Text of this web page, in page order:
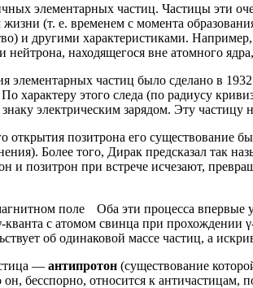
элементарных частиц. Частицы эти
жизни (т. е. временем с момента
и другими характеристиками.
нейтрона, находящегося вне атомного
элементарных частиц было сделано в
характеру этого следа (по радиусу
электрическим зарядом. Эту частицу
открытия позитрона его существование
Более того, Дирак предсказал так
и позитрон при встрече исчезают,
Оба эти процесса впервые
кванта с атомом свинца при
об одинаковой массе частиц, а
— антипротон (существование
он, бесспорно, относится к